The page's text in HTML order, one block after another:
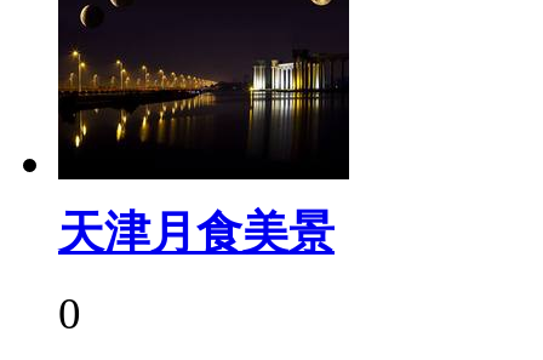
天津月食美景
0